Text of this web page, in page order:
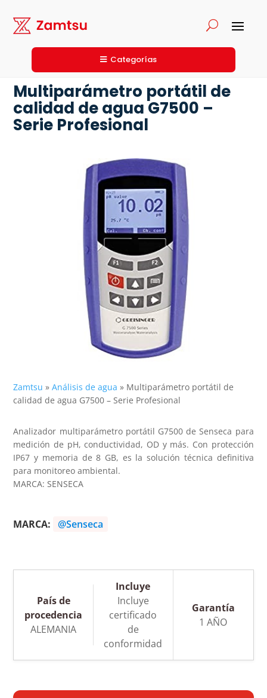
Categorías
Zamtsu »Análisis de agua » Multiparámetro portátil de
calidad de agua G7500 – Serie Profesional
Multiparámetro portátil de
calidad de agua G7500 –
Serie Profesional
Analizador multiparámetro portátil G7500 de Senseca para
medición de pH, conductividad, OD y más. Con protección
IP67 y memoria de 8 GB, es la solución técnica definitiva
para monitoreo ambiental.
MARCA: SENSECA
MARCA: @Senseca
País de
procedencia
ALEMANIA
Incluye
Incluye
certificado
de
conformidad
Garantía
1 AÑO